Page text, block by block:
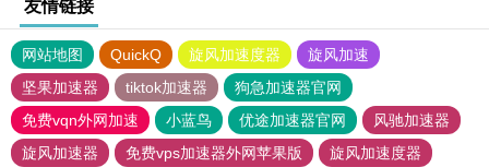
友情链接
网站地图 QuickQ 旋风加速度器
旋风加速
坚果加速器
tiktok加速器
狗急加速器官网
免费vqn外网加速
小蓝鸟 优途加速器官网
风驰加速器
旋风加速器
免费vps加速器外网苹果版
旋风加速度器